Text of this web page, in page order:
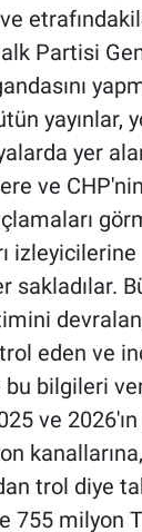
Partisi
yayınlar,
yer
ve
izleyicilerine
sakladılar.
eden ve
bu bilgileri
ve
trol diye
755 milyon